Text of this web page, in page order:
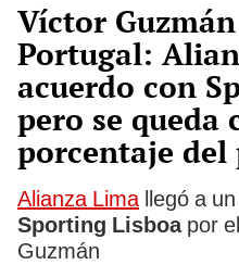
Víctor
Portugal:
acuerdo con
pero se queda
porcentaje del
Alianza Limallegó a
Sporting Lisboapor
Guzmán